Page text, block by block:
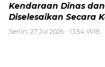
Kendaraan Dinas
Diselesaikan Secara
Senin, 27 Jul 2026 - 13:54 WIB